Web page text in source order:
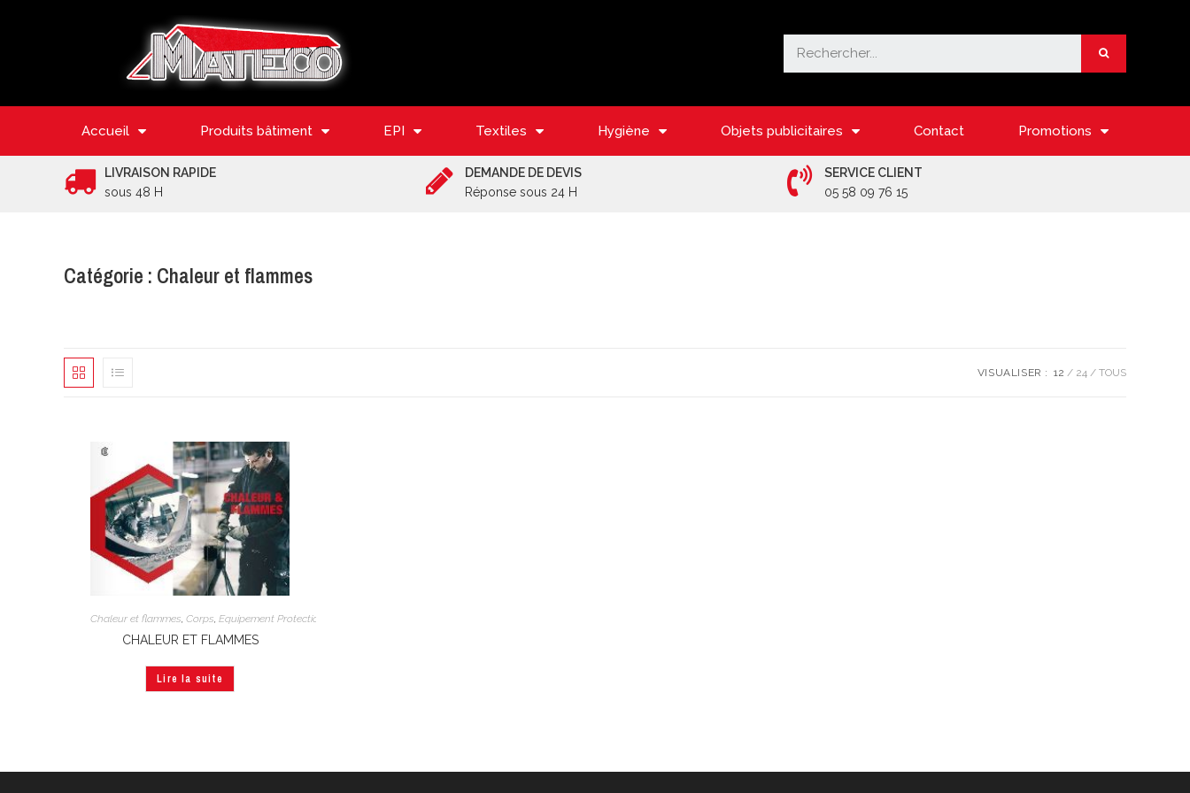
Accueil Produits bâtiment EPI Textiles Hygiène Objets publicitaires Contact Promotions
LIVRAISON RAPIDE
sous 48 H
DEMANDE DE DEVIS
Réponse sous 24 H
SERVICE CLIENT
05 58 09 76 15
Catégorie : Chaleur et flammes
VISUALISER : 12 24 TOUS
Chaleur et flammes Corps Equipement Protection Individuelle
CHALEUR ET FLAMMES
Lire la suite